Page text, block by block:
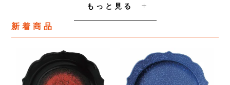
もっと見る
新着商品